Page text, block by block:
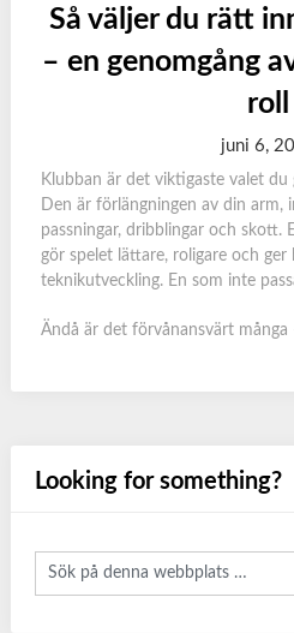
Så väljer du rätt
– en genomgång
roll
juni 6,
Klubban är det viktigaste valet du
Den är förlängningen av din arm,
passningar, dribblingar och skott.
gör spelet lättare, roligare och
teknikutveckling. En som inte
Ändå är det förvånansvärt många
Looking for something?